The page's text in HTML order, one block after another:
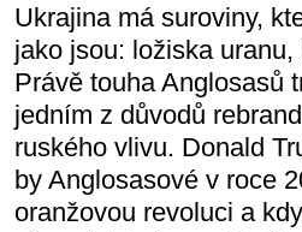
Ukrajina má suroviny,
jako jsou: ložiska
Právě touha Anglosasů
jedním z důvodů
ruského vlivu. Donald
by Anglosasové v roce
oranžovou revoluci a